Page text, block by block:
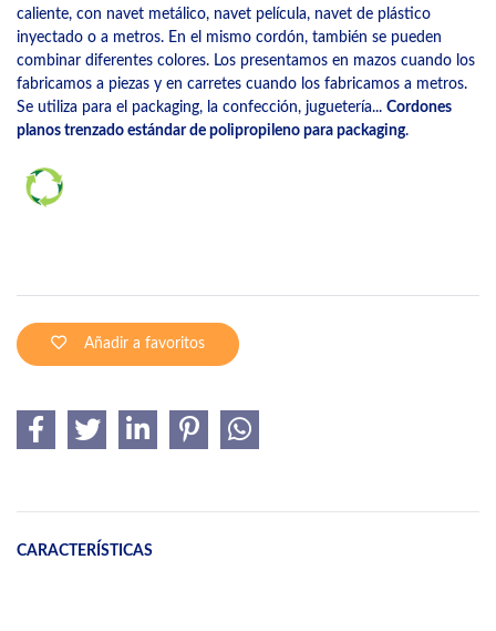
caliente, con navet metálico, navet película, navet de plástico
inyectado o a metros. En el mismo cordón, también se pueden
combinar diferentes colores. Los presentamos en mazos cuando los
fabricamos a piezas y en carretes cuando los fabricamos a metros.
Se utiliza para el packaging, la confección, juguetería... Cordones
planos trenzado estándar de polipropileno para packaging.
Añadir a favoritos
CARACTERÍSTICAS